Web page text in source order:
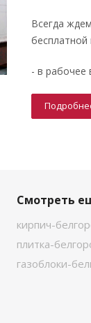
Всегда
бесплатной
- в рабочее
Смотреть
кирпич-
плитка-
газоблоки-